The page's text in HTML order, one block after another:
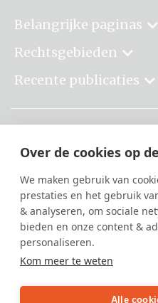
Over de cookies op
We maken gebruik van
prestaties en het gebruik
& analyseren, om sociale
bieden en onze content &
personaliseren.
Kom meer te weten
Alle
Belangrijke paginas
Rechtsgebieden
Recente publicaties
Burgemeester
2585 DZ Den Haag
070-326 328 1
info@brugrecht.nl